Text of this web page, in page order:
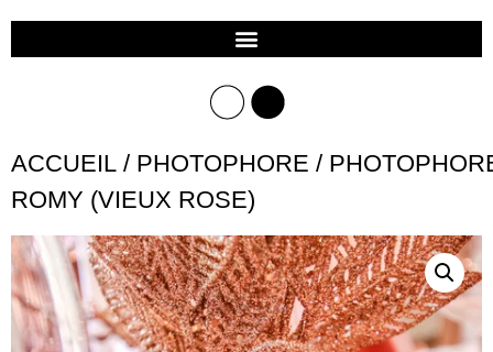
ACCUEIL / PHOTOPHORE /
ROMY (VIEUX ROSE)